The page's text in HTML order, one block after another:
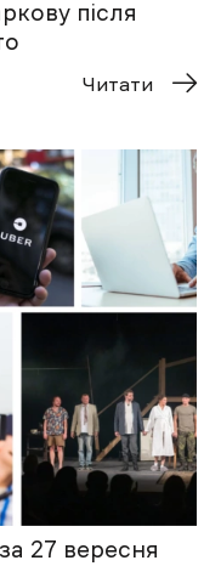
після
Читати
27 вересня